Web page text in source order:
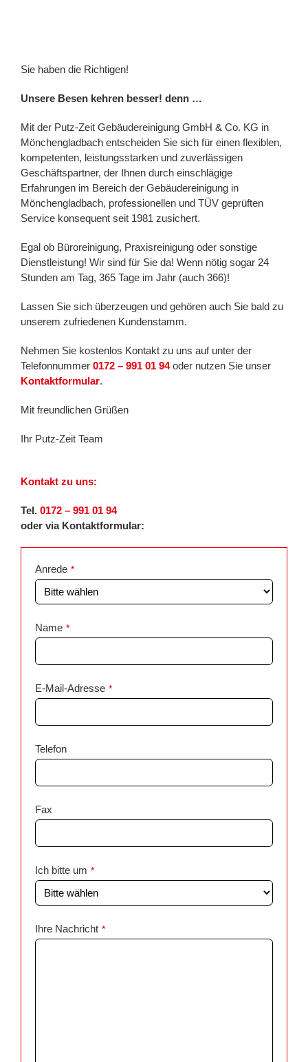
Sie haben die Richtigen!
Unsere Besen kehren besser! denn …
Mit der Putz-Zeit Gebäudereinigung GmbH & Co. KG in
Mönchengladbach entscheiden Sie sich für einen flexiblen,
kompetenten, leistungsstarken und zuverlässigen
Geschäftspartner, der Ihnen durch einschlägige
Erfahrungen im Bereich der Gebäudereinigung in
Mönchengladbach, professionellen und TÜV geprüften
Service konsequent seit 1981 zusichert.
Egal ob Büroreinigung, Praxisreinigung oder sonstige
Dienstleistung! Wir sind für Sie da! Wenn nötig sogar 24
Stunden am Tag, 365 Tage im Jahr (auch 366)!
Lassen Sie sich überzeugen und gehören auch Sie bald zu
unserem zufriedenen Kundenstamm.
Nehmen Sie kostenlos Kontakt zu uns auf unter der
Telefonnummer 0172 – 991 01 94oder nutzen Sie unser
Kontaktformular.
Mit freundlichen Grüßen
Ihr Putz-Zeit Team
Kontakt zu uns:
Tel. 0172 – 991 01 94
oder via Kontaktformular:
Anrede *
Name *
E-Mail-Adresse *
Telefon
Fax
Ich bitte um *
Ihre Nachricht *